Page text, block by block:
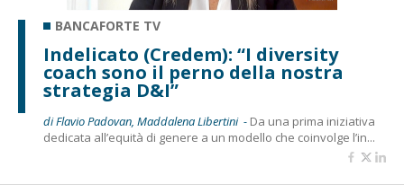
BANCAFORTE TV
Indelicato (Credem): “I diversity
coach sono il perno della nostra
strategia D&I”
di Flavio Padovan, Maddalena Libertini - Da una prima iniziativa
dedicata all’equità di genere a un modello che coinvolge l’in...